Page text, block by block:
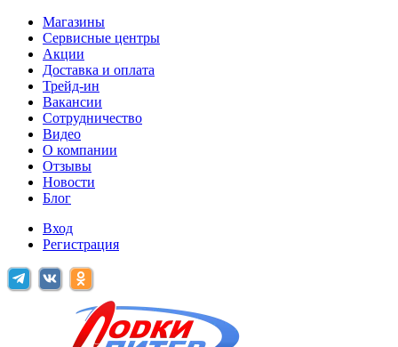
Магазины
Сервисные центры
Акции
Доставка и оплата
Трейд-ин
Вакансии
Сотрудничество
Видео
О компании
Отзывы
Новости
Блог
Вход
Регистрация